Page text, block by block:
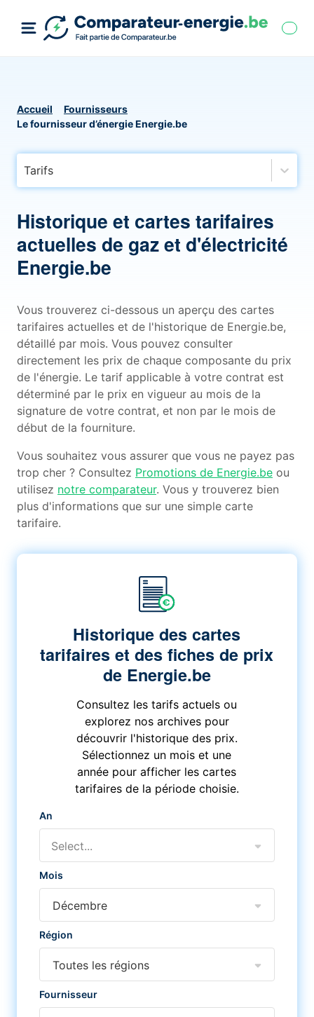
Accueil
Fournisseurs
Le fournisseur d’énergie Energie.be
Tarifs
Historique et cartes tarifaires
actuelles de gaz et d'électricité
Energie.be
Vous trouverez ci-dessous un aperçu des cartes
tarifaires actuelles et de l'historique de Energie.be,
détaillé par mois. Vous pouvez consulter
directement les prix de chaque composante du prix
de l'énergie. Le tarif applicable à votre contrat est
déterminé par le prix en vigueur au mois de la
signature de votre contrat, et non par le mois de
début de la fourniture.
Vous souhaitez vous assurer que vous ne payez pas
trop cher ? Consultez Promotions de Energie.be ou
utilisez notre comparateur. Vous y trouverez bien
plus d'informations que sur une simple carte
tarifaire.
Historique des cartes
tarifaires et des fiches de prix
de Energie.be
Consultez les tarifs actuels ou
explorez nos archives pour
découvrir l'historique des prix.
Sélectionnez un mois et une
année pour afficher les cartes
tarifaires de la période choisie.
An
Select...
Mois
Décembre
Région
Toutes les régions
Fournisseur